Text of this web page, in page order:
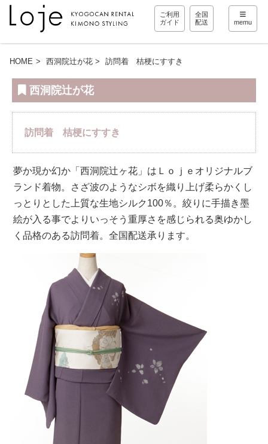
ご利用
ガイド
全国
配送
memu
HOME 西洞院辻が花 訪問着 桔梗にすすき
西洞院辻が花
訪問着 桔梗にすすき
夢か現か幻か「西洞院辻ヶ花」はＬｏｊｅオリジナルブ
ランド着物。さざ波のようなシボを織り上げ柔らかくし
っとりとした上質な生地シルク100％。絞りに手描き墨
絵が入る事でよりいっそう重厚さを感じられる奥ゆかし
く品格のある訪問着。全国配送承ります。